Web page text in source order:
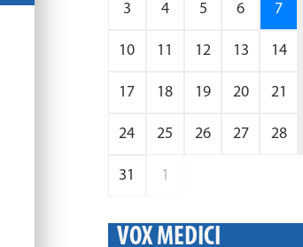
3 4 5 6 7
10 11 12 13 14
17 18 19 20 21
24 25 26 27 28
31 1
VOX MEDICI